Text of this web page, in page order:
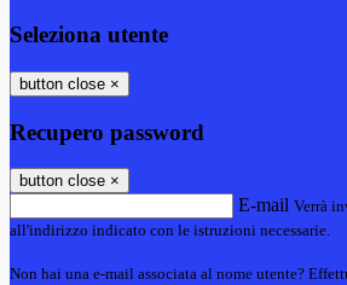
Seleziona utente
button close ×
Recupero password
button close ×
E-mail Verrà
all'indirizzo indicato con le istruzioni necessarie.
Non hai una e-mail associata al nome utente?